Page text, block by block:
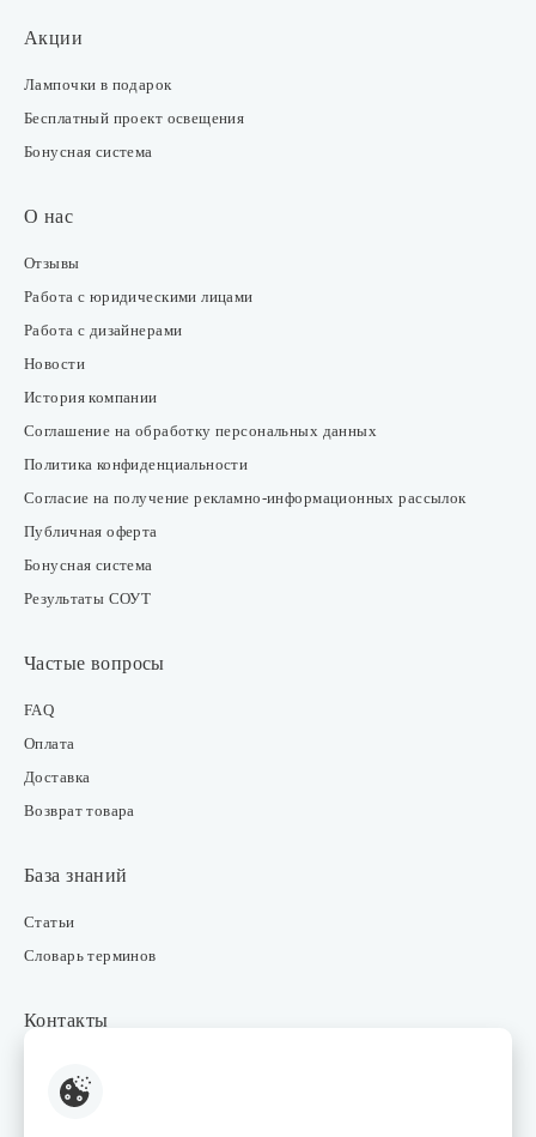
Акции
Лампочки в подарок
Бесплатный проект освещения
Бонусная система
О нас
Отзывы
Работа с юридическими лицами
Работа с дизайнерами
Новости
История компании
Соглашение на обработку персональных данных
Политика конфиденциальности
Согласие на получение рекламно-информационных рассылок
Публичная оферта
Бонусная система
Результаты СОУТ
Частые вопросы
FAQ
Оплата
Доставка
Возврат товара
База знаний
Статьи
Словарь терминов
Контакты
Интернет-магазин